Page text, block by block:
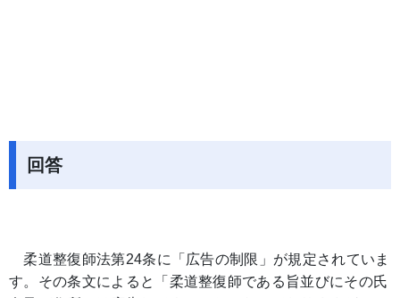
回答
柔道整復師法第24条に「広告の制限」が規定されていま
す。その条文によると「柔道整復師である旨並びにその氏